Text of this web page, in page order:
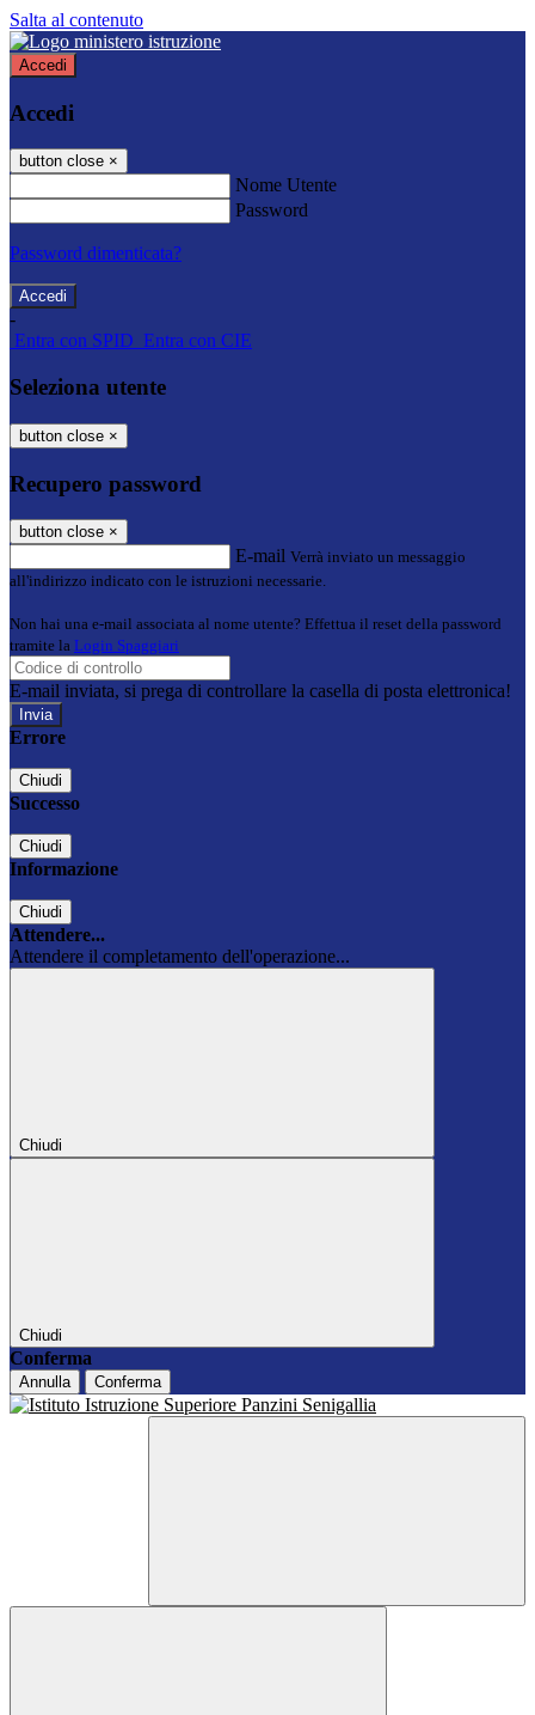
Salta al contenuto
Accedi
Accedi
button close ×
Nome Utente
Password
Password dimenticata?
-
Entra con SPID Entra con CIE
Seleziona utente
button close ×
Recupero password
button close ×
E-mail Verrà inviato un messaggio
all'indirizzo indicato con le istruzioni necessarie.
Non hai una e-mail associata al nome utente? Effettua il reset della password
tramite la Login Spaggiari
E-mail inviata, si prega di controllare la casella di posta elettronica!
Errore
Chiudi
Successo
Chiudi
Informazione
Chiudi
Attendere...
Attendere il completamento dell'operazione...
Chiudi
Chiudi
Conferma
Annulla Conferma